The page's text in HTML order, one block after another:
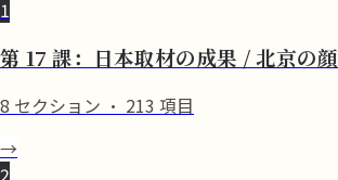
1
第 17 課：日本取材の成果 / 北京の顔
8 セクション · 213 項目
→
2